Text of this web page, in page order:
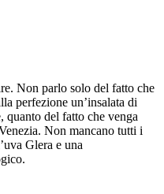
Non parlo solo del fatto che
perfezione un’insalata di
quanto del fatto che venga
Non mancano tutti i
Glera e una